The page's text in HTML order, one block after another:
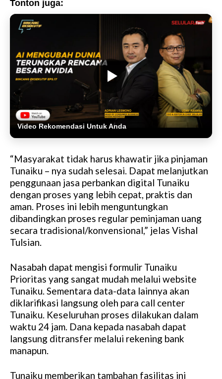
Tonton juga:
Video Rekomendasi Untuk Anda
“Masyarakat tidak harus khawatir jika pinjaman
Tunaiku – nya sudah selesai. Dapat melanjutkan
penggunaan jasa perbankan digital Tunaiku
dengan proses yang lebih cepat, praktis dan
aman. Proses ini lebih menguntungkan
dibandingkan proses regular peminjaman uang
secara tradisional/konvensional,” jelas Vishal
Tulsian.
Nasabah dapat mengisi formulir Tunaiku
Prioritas yang sangat mudah melalui website
Tunaiku. Sementara data-data lainnya akan
diklarifikasi langsung oleh para call center
Tunaiku. Keseluruhan proses dilakukan dalam
waktu 24 jam. Dana kepada nasabah dapat
langsung ditransfer melalui rekening bank
manapun.
Tunaiku memberikan tambahan fasilitas ini